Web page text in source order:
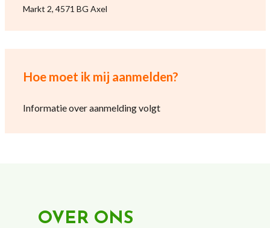
Markt 2, 4571 BG Axel
Hoe moet ik mij aanmelden?
Informatie over aanmelding volgt
OVER ONS